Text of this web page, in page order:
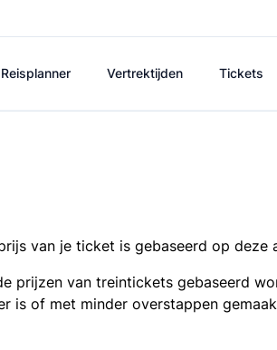
Reisplanner Vertrektijden Tickets
van je ticket is gebaseerd op
prijzen van treintickets gebaseerd
is of met minder overstappen